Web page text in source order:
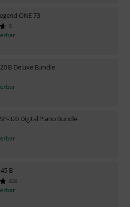
ONE 73
5
B Deluxe Bundle
SP-320 Digital Piano Bundle
B
626